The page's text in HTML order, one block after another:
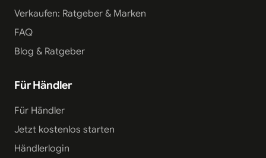
Verkaufen: Ratgeber & Marken
FAQ
Blog & Ratgeber
Für Händler
Für Händler
Jetzt kostenlos starten
Händlerlogin